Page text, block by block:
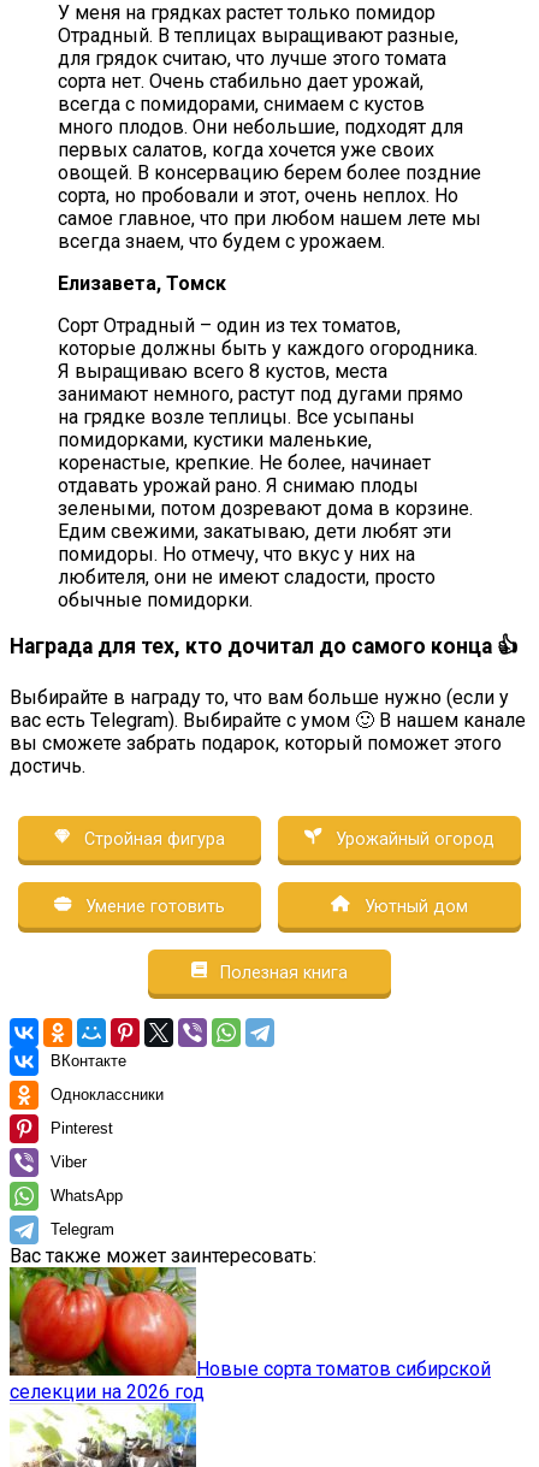
У меня на грядках растет только помидор
Отрадный. В теплицах выращивают разные,
для грядок считаю, что лучше этого томата
сорта нет. Очень стабильно дает урожай,
всегда с помидорами, снимаем с кустов
много плодов. Они небольшие, подходят для
первых салатов, когда хочется уже своих
овощей. В консервацию берем более поздние
сорта, но пробовали и этот, очень неплох. Но
самое главное, что при любом нашем лете мы
всегда знаем, что будем с урожаем.
Елизавета, Томск
Сорт Отрадный – один из тех томатов,
которые должны быть у каждого огородника.
Я выращиваю всего 8 кустов, места
занимают немного, растут под дугами прямо
на грядке возле теплицы. Все усыпаны
помидорками, кустики маленькие,
коренастые, крепкие. Не более, начинает
отдавать урожай рано. Я снимаю плоды
зелеными, потом дозревают дома в корзине.
Едим свежими, закатываю, дети любят эти
помидоры. Но отмечу, что вкус у них на
любителя, они не имеют сладости, просто
обычные помидорки.
Награда для тех, кто дочитал до самого конца 👍
Выбирайте в награду то, что вам больше нужно (если у
вас есть Telegram). Выбирайте с умом 🙂 В нашем канале
вы сможете забрать подарок, который поможет этого
достичь.
Стройная фигура Урожайный огород
Умение готовить Уютный дом
Полезная книга
ВКонтакте
Одноклассники
Pinterest
Viber
WhatsApp
Telegram
Вас также может заинтересовать:
Новые сорта томатов сибирской
селекции на 2026 год